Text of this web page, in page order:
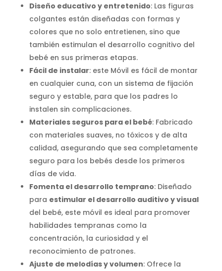
Diseño educativo y entretenido: Las figuras
colgantes están diseñadas con formas y
colores que no solo entretienen, sino que
también estimulan el desarrollo cognitivo del
bebé en sus primeras etapas.
Fácil de instalar: este Móvil es fácil de montar
en cualquier cuna, con un sistema de fijación
seguro y estable, para que los padres lo
instalen sin complicaciones.
Materiales seguros para el bebé: Fabricado
con materiales suaves, no tóxicos y de alta
calidad, asegurando que sea completamente
seguro para los bebés desde los primeros
días de vida.
Fomenta el desarrollo temprano: Diseñado
para estimular el desarrollo auditivo y visual
del bebé, este móvil es ideal para promover
habilidades tempranas como la
concentración, la curiosidad y el
reconocimiento de patrones.
Ajuste de melodías y volumen: Ofrece la